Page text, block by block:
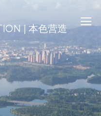
| 本色营造